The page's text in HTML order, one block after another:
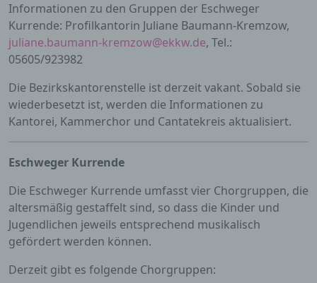
Informationen zu den Gruppen der Eschweger
Kurrende: Profilkantorin Juliane Baumann-Kremzow,
juliane.baumann-kremzow@ekkw.de, Tel.:
05605/923982
Die Bezirkskantorenstelle ist derzeit vakant. Sobald sie
wiederbesetzt ist, werden die Informationen zu
Kantorei, Kammerchor und Cantatekreis aktualisiert.
Eschweger Kurrende
Die Eschweger Kurrende umfasst vier Chorgruppen, die
altersmäßig gestaffelt sind, so dass die Kinder und
Jugendlichen jeweils entsprechend musikalisch
gefördert werden können.
Derzeit gibt es folgende Chorgruppen: